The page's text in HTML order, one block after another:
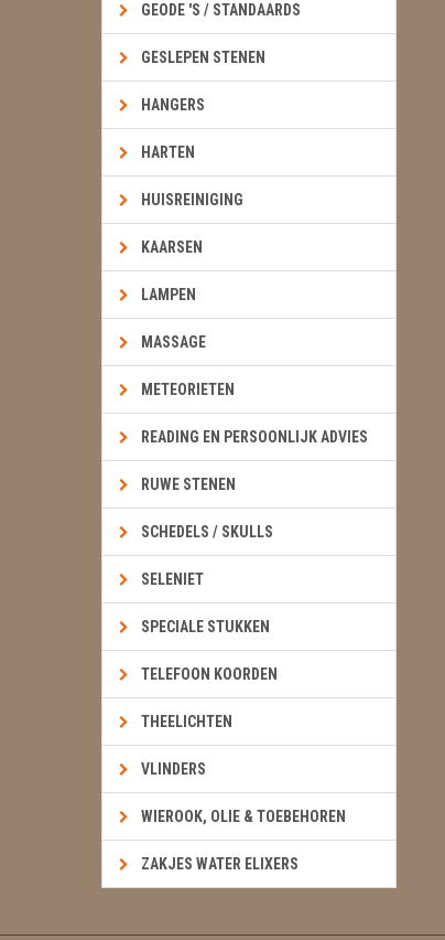
GEODE 'S / STANDAARDS
GESLEPEN STENEN
HANGERS
HARTEN
HUISREINIGING
KAARSEN
LAMPEN
MASSAGE
METEORIETEN
READING EN PERSOONLIJK ADVIES
RUWE STENEN
SCHEDELS / SKULLS
SELENIET
SPECIALE STUKKEN
TELEFOON KOORDEN
THEELICHTEN
VLINDERS
WIEROOK, OLIE & TOEBEHOREN
ZAKJES WATER ELIXERS